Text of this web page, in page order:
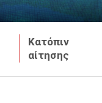
Κατόπιν
αίτησης